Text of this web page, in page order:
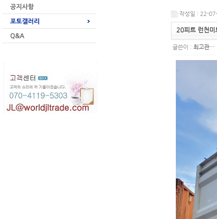
작성일 : 22-
20피트 런천미
글쓴이 : 최고관…